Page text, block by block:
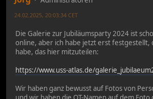
24.02.2025, 20:03:34 CET
Die Galerie zur Jubiläumsparty 2024 ist
online, aber ich habe jetzt erst festgestellt,
habe, das hier mitzuteilen:
https://www.uss-atlas.de/
Wir haben ganz bewusst auf Fotos von